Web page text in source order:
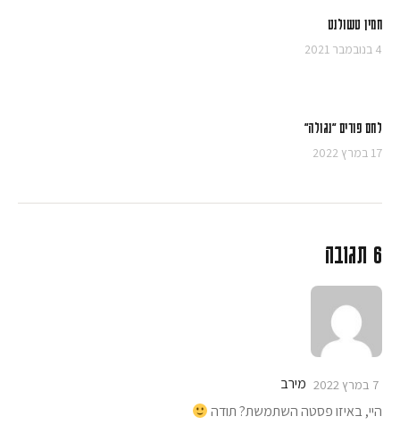
חמין טשולנט
4 בנובמבר 2021
לחם פורים "נגולה"
17 במרץ 2022
6 תגובה
מירב 7 במרץ 2022
היי, באיזו פסטה השתמשת? תודה